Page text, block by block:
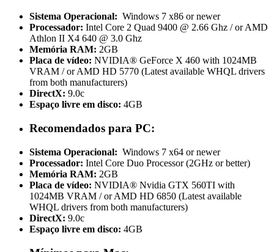
Sistema Operacional: Windows 7 x86 or newer
Processador: Intel Core 2 Quad 9400 @ 2.66 Ghz / or AMD
Athlon II X4 640 @ 3.0 Ghz
Memória RAM: 2GB
Placa de vídeo: NVIDIA® GeForce X 460 with 1024MB
VRAM / or AMD HD 5770 (Latest available WHQL drivers
from both manufacturers)
DirectX: 9.0c
Espaço livre em disco: 4GB
Recomendados para PC:
Sistema Operacional: Windows 7 x64 or newer
Processador: Intel Core Duo Processor (2GHz or better)
Memória RAM: 2GB
Placa de vídeo: NVIDIA® Nvidia GTX 560TI with
1024MB VRAM / or AMD HD 6850 (Latest available
WHQL drivers from both manufacturers)
DirectX: 9.0c
Espaço livre em disco: 4GB